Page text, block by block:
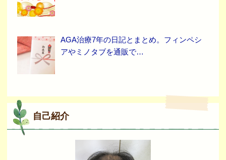
AGA治療7年の日記とまとめ。フィンペシ
アやミノタブを通販で…
自己紹介